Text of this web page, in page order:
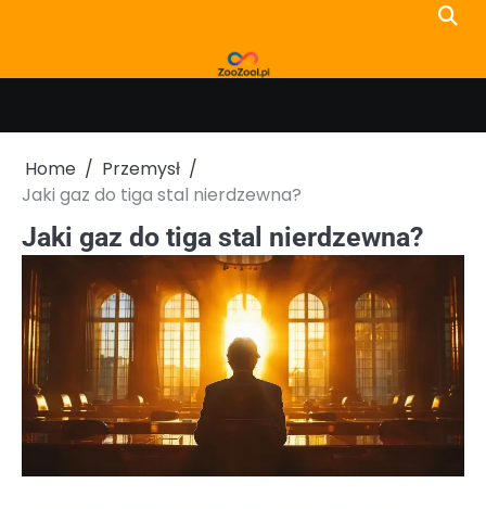
Home
Przemysł
Jaki gaz do tiga stal nierdzewna?
Jaki gaz do tiga stal nierdzewna?